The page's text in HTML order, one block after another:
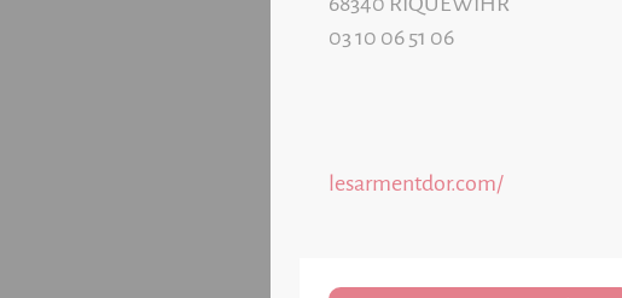
03 10 06 51 06
lesarmentdor.com/